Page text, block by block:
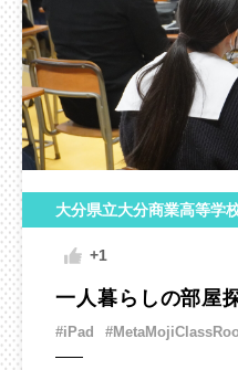
大分県立大分商業高等学
+1
一人暮らしの部屋
#iPad